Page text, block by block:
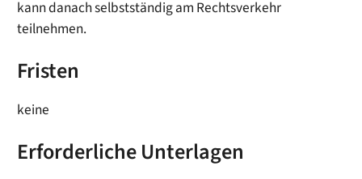
kann danach selbstständig am Rechtsverkehr
teilnehmen.
Fristen
keine
Erforderliche Unterlagen